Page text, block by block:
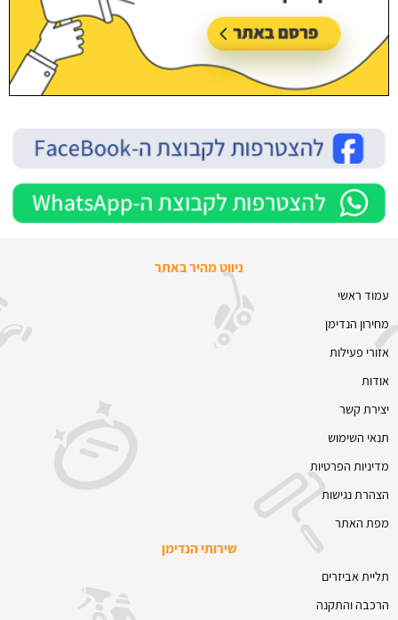
ניווט מהיר באתר
עמוד ראשי
מחירון הנדימן
אזורי פעילות
אודות
יצירת קשר
תנאי השימוש
מדיניות הפרטיות
הצהרת נגישות
מפת האתר
שירותי הנדימן
תליית אביזרים
הרכבה והתקנה